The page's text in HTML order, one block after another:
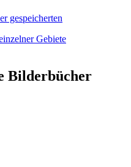
gespeicherten
Gebiete
Bilderbücher